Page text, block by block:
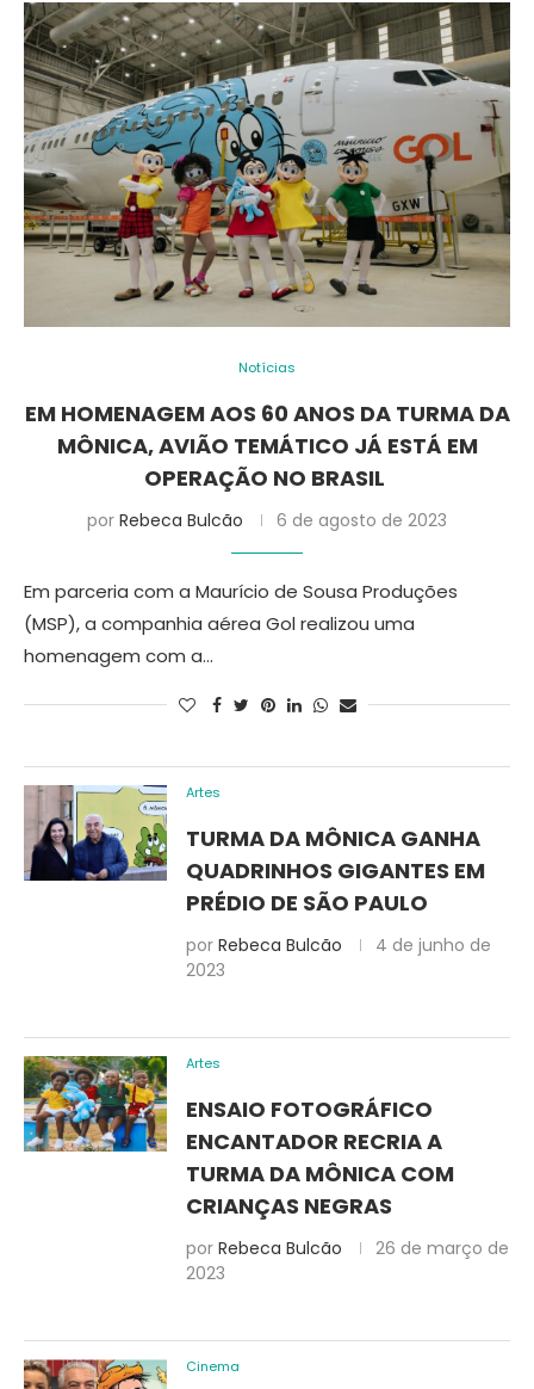
Notícias
EM HOMENAGEM AOS 60 ANOS DA TURMA DA
MÔNICA, AVIÃO TEMÁTICO JÁ ESTÁ EM
OPERAÇÃO NO BRASIL
por Rebeca Bulcão 6 de agosto de 2023
Em parceria com a Maurício de Sousa Produções
(MSP), a companhia aérea Gol realizou uma
homenagem com a…
Artes
TURMA DA MÔNICA GANHA
QUADRINHOS GIGANTES EM
PRÉDIO DE SÃO PAULO
por Rebeca Bulcão
4 de junho de
2023
Artes
ENSAIO FOTOGRÁFICO
ENCANTADOR RECRIA A
TURMA DA MÔNICA COM
CRIANÇAS NEGRAS
por Rebeca Bulcão
26 de março de
2023
Cinema